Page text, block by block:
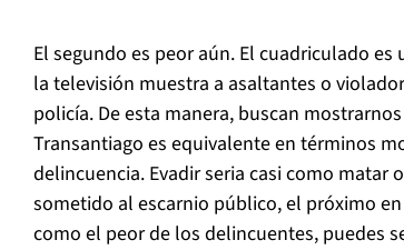
El segundo es peor aún. El cuadriculado
la televisión muestra a asaltantes o
policía. De esta manera, buscan
Transantiago es equivalente en términos
delincuencia. Evadir seria casi como matar
sometido al escarnio público, el próximo
como el peor de los delincuentes, puedes